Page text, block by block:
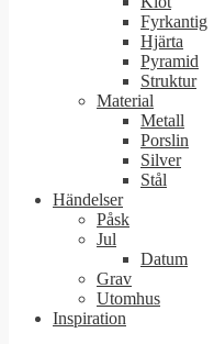
Fyrkantig
Hjärta
Pyramid
Struktur
Material
Metall
Porslin
Silver
Stål
Händelser
Påsk
Jul
Datum
Grav
Utomhus
Inspiration